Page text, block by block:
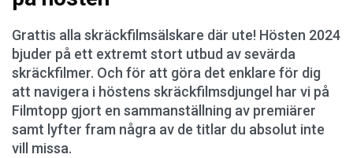
Grattis alla skräckfilmsälskare där ute! Hösten 2024
bjuder på ett extremt stort utbud av sevärda
skräckfilmer. Och för att göra det enklare för dig
att navigera i höstens skräckfilmsdjungel har vi på
Filmtopp gjort en sammanställning av premiärer
samt lyfter fram några av de titlar du absolut inte
vill missa.